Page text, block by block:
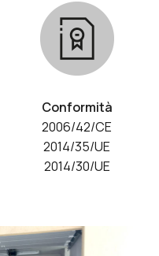
Conformità
2006/42/CE
2014/35/UE
2014/30/UE